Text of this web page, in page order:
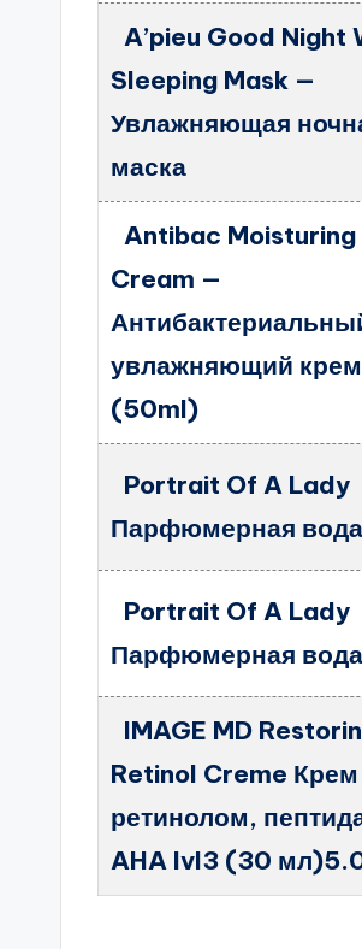
A’pieu Good Night
Sleeping Mask —
Увлажняющая
маска
Antibac Moisturing
Cream —
увлажняющий
(50ml)
Portrait Of A Lady
Парфюмерная вода
Portrait Of A Lady
Парфюмерная вода
IMAGE MD
Retinol Creme Крем
ретинолом,
AHA lvl3 (30